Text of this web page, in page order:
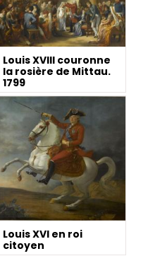
Louis XVIII couronne
la rosière de Mittau.
1799
Louis XVI en roi
citoyen